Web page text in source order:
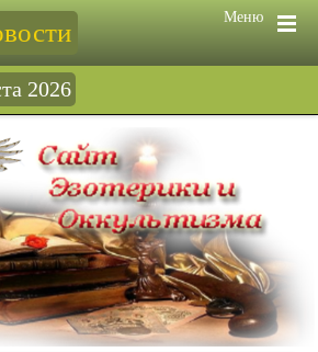
Меню
2026